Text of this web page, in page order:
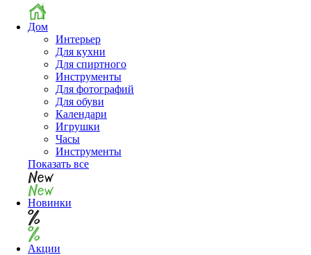
Дом
Интерьер
Для кухни
Для спиртного
Инструменты
Для фотографий
Для обуви
Календари
Игрушки
Часы
Инструменты
Показать все
Новинки
Акции